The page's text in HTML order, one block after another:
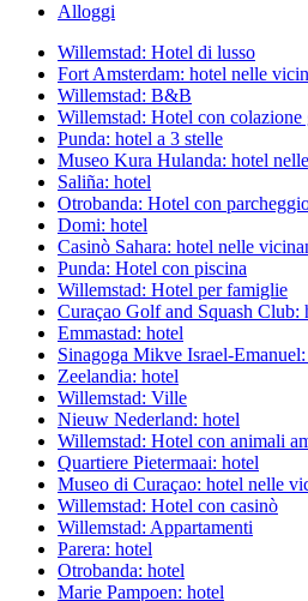
Alloggi
Willemstad: Hotel di lusso
Fort Amsterdam: hotel nelle
Willemstad: B&B
Willemstad: Hotel con colazione
Punda: hotel a 3 stelle
Museo Kura Hulanda: hotel
Saliña: hotel
Otrobanda: Hotel con
Domi: hotel
Casinò Sahara: hotel nelle
Punda: Hotel con piscina
Willemstad: Hotel per famiglie
Curaçao Golf and Squash Club:
Emmastad: hotel
Sinagoga Mikve Israel-
Zeelandia: hotel
Willemstad: Ville
Nieuw Nederland: hotel
Willemstad: Hotel con animali
Quartiere Pietermaai: hotel
Museo di Curaçao: hotel nelle
Willemstad: Hotel con casinò
Willemstad: Appartamenti
Parera: hotel
Otrobanda: hotel
Marie Pampoen: hotel